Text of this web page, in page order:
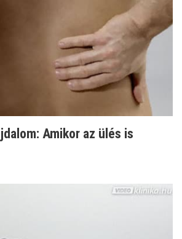
Amikor az ülés is